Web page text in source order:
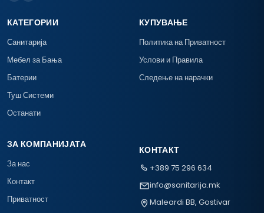
КАТЕГОРИИ
Санитарија
Мебел за Бања
Батерии
Туш Системи
Останати
КУПУВАЊЕ
Политика на Приватност
Услови и Правила
Следење на нарачки
ЗА КОМПАНИЈАТА
За нас
Контакт
Приватност
КОНТАКТ
+389 75 296 634
info@sanitarija.mk
Maleardi BB, Gostivar